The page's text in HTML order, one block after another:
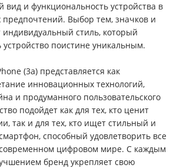
и функциональность устройства в
предпочтений. Выбор тем, значков и
стиль, который
устройство поистине уникальным.
(3a) представляется как
инновационных технологий,
и продуманного пользовательского
подойдет как для тех, кто ценит
так и для тех, кто ищет стильный и
способный удовлетворить все
цифровом мире. С каждым
бренд укрепляет свою